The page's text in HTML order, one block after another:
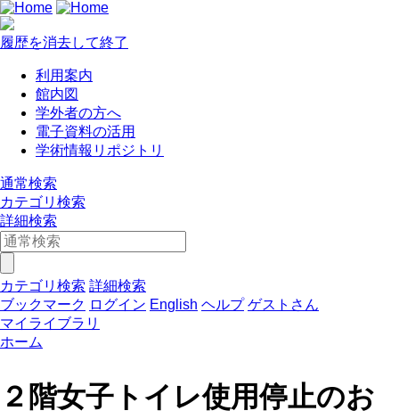
履歴を消去して終了
利用案内
館内図
学外者の方へ
電子資料の活用
学術情報リポジトリ
通常検索
カテゴリ検索
詳細検索
カテゴリ検索 詳細検索
ブックマーク ログイン English ヘルプ ゲストさん
マイライブラリ
ホーム
２階女子トイレ使用停止のお